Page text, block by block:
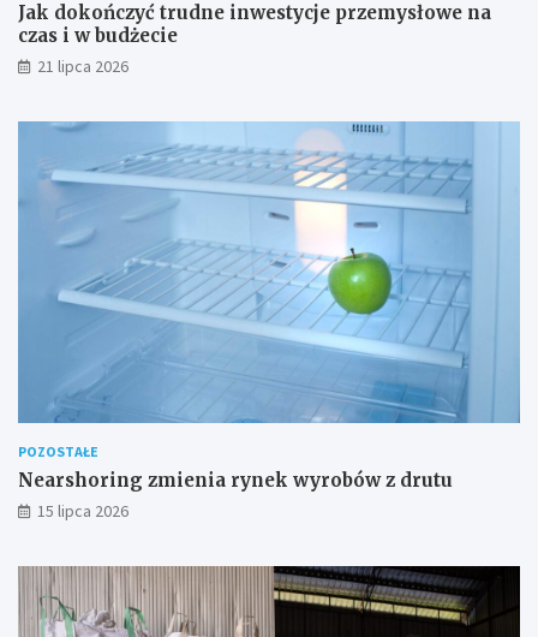
Jak dokończyć trudne inwestycje przemysłowe na
czas i w budżecie
21 lipca 2026
POZOSTAŁE
Nearshoring zmienia rynek wyrobów z drutu
15 lipca 2026